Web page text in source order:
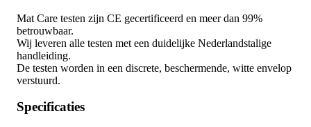
Mat Care testen zijn CE gecertificeerd en meer dan 99%
betrouwbaar.
Wij leveren alle testen met een duidelijke Nederlandstalige
handleiding.
De testen worden in een discrete, beschermende, witte envelop
verstuurd.
Specificaties